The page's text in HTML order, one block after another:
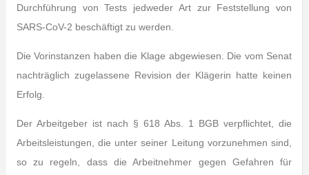
Durchführung von Tests jedweder Art zur Feststellung von
SARS-CoV-2 beschäftigt zu werden.
Die Vorinstanzen haben die Klage abgewiesen. Die vom Senat
nachträglich zugelassene Revision der Klägerin hatte keinen
Erfolg.
Der Arbeitgeber ist nach § 618 Abs. 1 BGB verpflichtet, die
Arbeitsleistungen, die unter seiner Leitung vorzunehmen sind,
so zu regeln, dass die Arbeitnehmer gegen Gefahren für